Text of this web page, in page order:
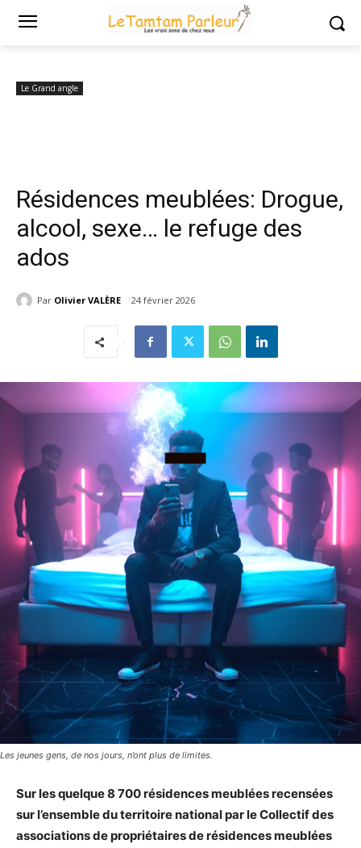
Accueil Le Grand angle
Résidences meublées: Drogue, alcool, sexe…
Le Grand angle
Résidences meublées: Drogue,
alcool, sexe… le refuge des
ados
Par Olivier VALÈRE 24 février 2026
Les jeunes gens, de nos jours, n’ont plus de limites.
Sur les quelque 8 700 résidences meublées recensées
sur l’ensemble du territoire national par le Collectif des
associations de propriétaires de résidences meublées